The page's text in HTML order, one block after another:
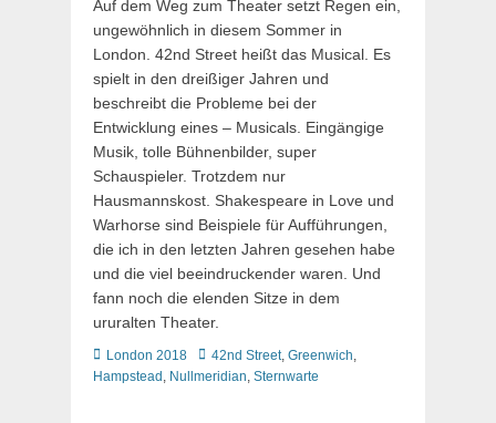
Auf dem Weg zum Theater setzt Regen ein,
ungewöhnlich in diesem Sommer in
London. 42nd Street heißt das Musical. Es
spielt in den dreißiger Jahren und
beschreibt die Probleme bei der
Entwicklung eines – Musicals. Eingängige
Musik, tolle Bühnenbilder, super
Schauspieler. Trotzdem nur
Hausmannskost. Shakespeare in Love und
Warhorse sind Beispiele für Aufführungen,
die ich in den letzten Jahren gesehen habe
und die viel beeindruckender waren. Und
fann noch die elenden Sitze in dem
ururalten Theater.
Kategorien
London 2018 Schlagworte
42nd Street, Greenwich,
Hampstead , Nullmeridian, Sternwarte